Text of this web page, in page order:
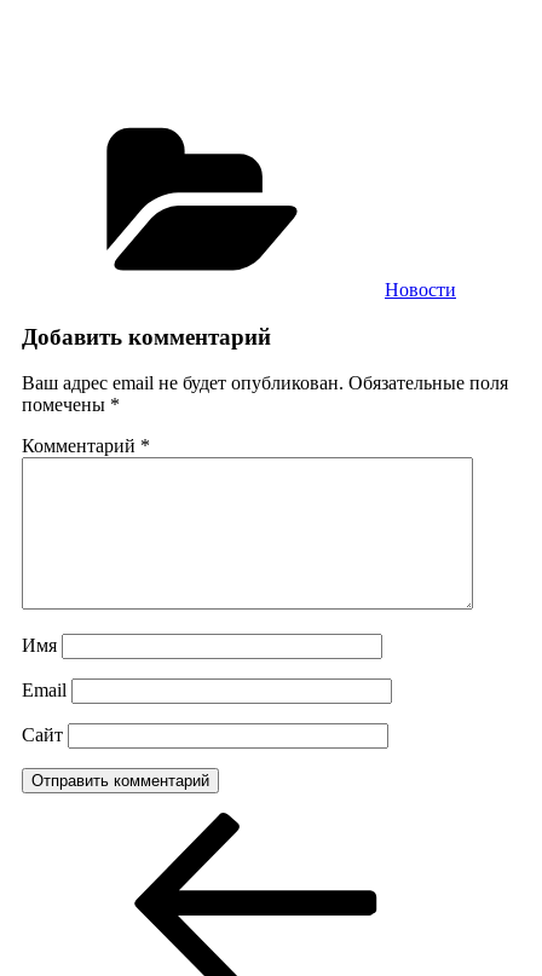
Новости
Добавить комментарий
Ваш адрес email не будет опубликован. Обязательные поля
помечены *
Комментарий *
Имя
Email
Сайт